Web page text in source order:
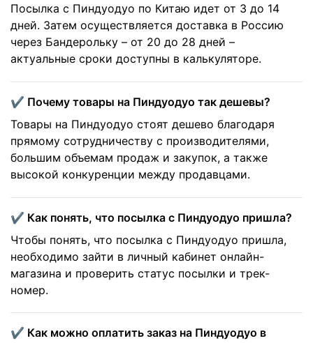
Посылка с Пиндуодуо по Китаю идет от 3 до 14
дней. Затем осуществляется доставка в Россию
через Бандерольку – от 20 до 28 дней –
актуальные сроки доступны в калькуляторе.
✔️ Почему товары на Пиндуодуо так дешевы?
Товары на Пиндуодуо стоят дешево благодаря
прямому сотрудничеству с производителями,
большим объемам продаж и закупок, а также
высокой конкуренции между продавцами.
✔️ Как понять, что посылка с Пиндуодуо пришла?
Чтобы понять, что посылка с Пиндуодуо пришла,
необходимо зайти в личный кабинет онлайн-
магазина и проверить статус посылки и трек-
номер.
✔️ Как можно оплатить заказ на Пиндуодуо в